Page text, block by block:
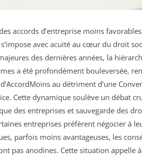
accords d’entreprise moins
s’impose avec acuité au cœur du droit
des dernières années, la
a été profondément bouleversée,
au détriment d’une
Cette dynamique soulève un débat
des entreprises et sauvegarde des
entreprises préfèrent négocier à
parfois moins avantageuses, les
pas anodines. Cette situation appelle